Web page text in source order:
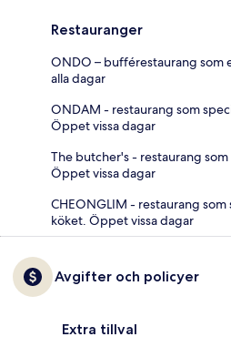
Restauranger
ONDO – bufférestaurang som
alla dagar
ONDAM - restaurang som
Öppet vissa dagar
The butcher's - restaurang
Öppet vissa dagar
CHEONGLIM - restaurang som
köket. Öppet vissa dagar
Avgifter och policyer
Extra tillval